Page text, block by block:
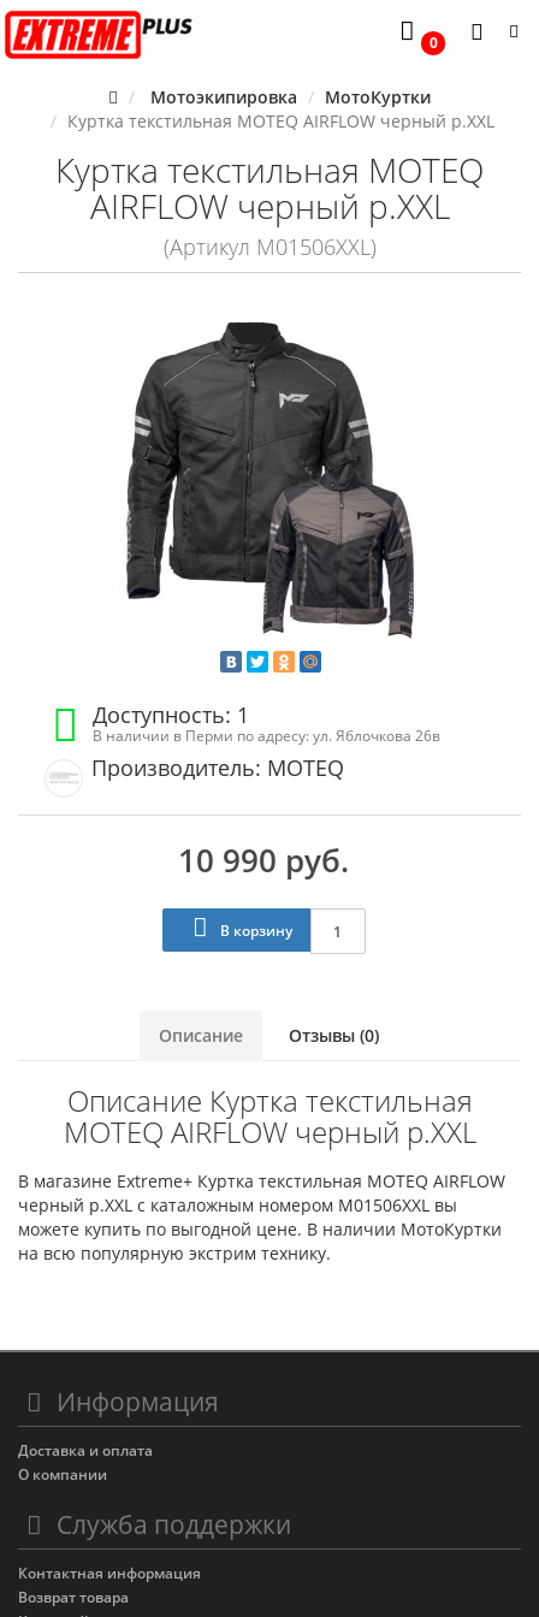
0
Мотоэкипировка
МотоКуртки
Куртка текстильная MOTEQ AIRFLOW черный р.XXL
Куртка текстильная MOTEQ
AIRFLOW черный р.XXL
(Артикул M01506XXL)
Доступность: 1
В наличии в Перми по адресу: ул. Яблочкова 26в
Производитель: MOTEQ
10 990 руб.
В корзину
Описание Отзывы (0)
Описание Куртка текстильная
MOTEQ AIRFLOW черный р.XXL
В магазине Extreme+ Куртка текстильная MOTEQ AIRFLOW
черный р.XXL с каталожным номером M01506XXL вы
можете купить по выгодной цене. В наличии МотоКуртки
на всю популярную экстрим технику.
Информация
Доставка и оплата
О компании
Служба поддержки
Контактная информация
Возврат товара